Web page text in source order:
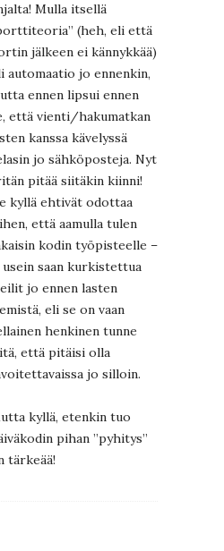
Mulla itsellä
(heh, eli että
jälkeen ei kännykkää)
automaatio jo ennenkin,
ennen lipsui ennen
että vienti/hakumatkan
kanssa kävelyssä
jo sähköposteja. Nyt
pitää siitäkin kiinni!
kyllä ehtivät odottaa
että aamulla tulen
kodin työpisteelle –
usein saan kurkistettua
jo ennen lasten
eli se on vaan
henkinen tunne
että pitäisi olla
jo silloin.
kyllä, etenkin tuo
pihan ”pyhitys”
tärkeää!